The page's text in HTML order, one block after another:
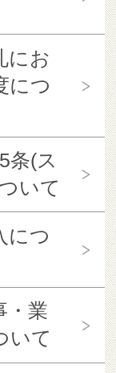
にお
につ
条(ス
いて
につ
・業
いて